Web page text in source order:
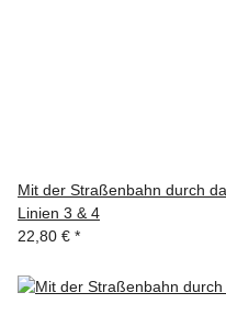
Mit der Straßenbahn durch
Linien 3 & 4
22,80 € *